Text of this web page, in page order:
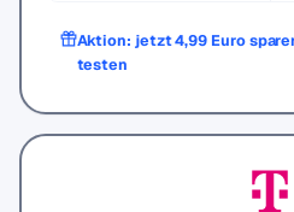
Aktion: jetzt 4,99 Euro
testen